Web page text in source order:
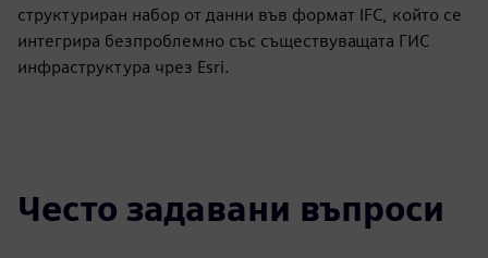
структуриран набор от данни във формат IFC, който се
интегрира безпроблемно със съществуващата ГИС
инфраструктура чрез Esri.
Често задавани въпроси